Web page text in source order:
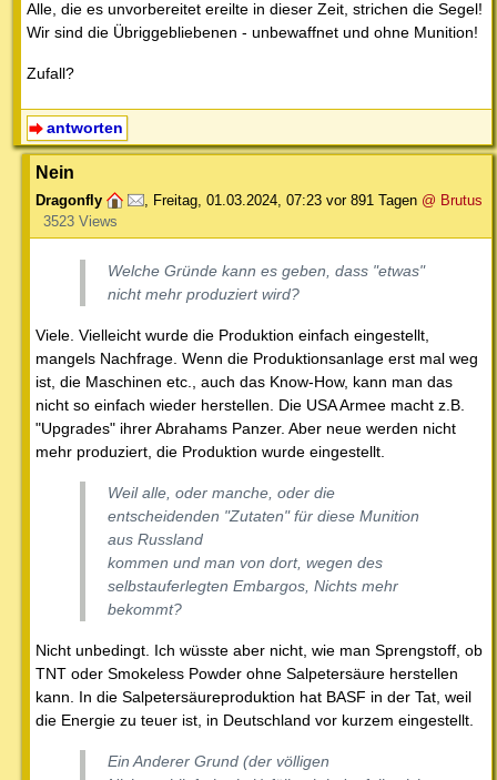
Alle, die es unvorbereitet ereilte in dieser Zeit, strichen die Segel!
Wir sind die Übriggebliebenen - unbewaffnet und ohne Munition!
Zufall?
antworten
Nein
Dragonfly , Freitag, 01.03.2024, 07:23 vor 891 Tagen @ Brutus
3523 Views
Welche Gründe kann es geben, dass "etwas"
nicht mehr produziert wird?
Viele. Vielleicht wurde die Produktion einfach eingestellt,
mangels Nachfrage. Wenn die Produktionsanlage erst mal weg
ist, die Maschinen etc., auch das Know-How, kann man das
nicht so einfach wieder herstellen. Die USA Armee macht z.B.
"Upgrades" ihrer Abrahams Panzer. Aber neue werden nicht
mehr produziert, die Produktion wurde eingestellt.
Weil alle, oder manche, oder die
entscheidenden "Zutaten" für diese Munition
aus Russland
kommen und man von dort, wegen des
selbstauferlegten Embargos, Nichts mehr
bekommt?
Nicht unbedingt. Ich wüsste aber nicht, wie man Sprengstoff, ob
TNT oder Smokeless Powder ohne Salpetersäure herstellen
kann. In die Salpetersäureproduktion hat BASF in der Tat, weil
die Energie zu teuer ist, in Deutschland vor kurzem eingestellt.
Ein Anderer Grund (der völligen